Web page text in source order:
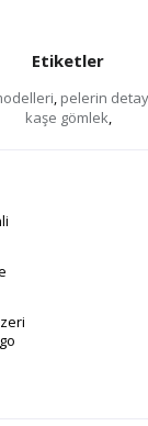
Etiketler
, pelerin
kaşe gömlek,